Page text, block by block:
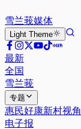
雪兰莪媒体
Light Theme
最新
全国
雪兰莪
专题
惠民好康新村视角
电子报